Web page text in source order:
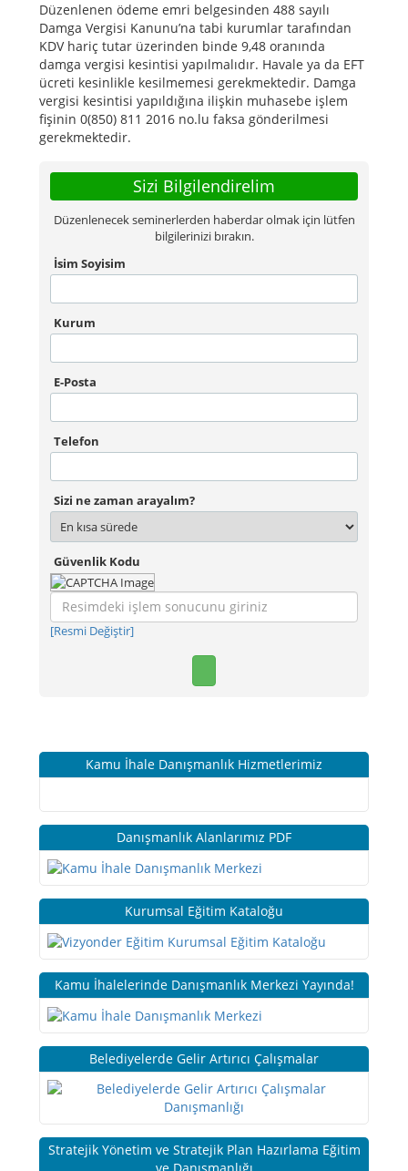
Düzenlenen ödeme emri belgesinden 488 sayılı
Damga Vergisi Kanunu’na tabi kurumlar tarafından
KDV hariç tutar üzerinden binde 9,48 oranında
damga vergisi kesintisi yapılmalıdır. Havale ya da EFT
ücreti kesinlikle kesilmemesi gerekmektedir. Damga
vergisi kesintisi yapıldığına ilişkin muhasebe işlem
fişinin 0(850) 811 2016 no.lu faksa gönderilmesi
gerekmektedir.
Sizi Bilgilendirelim
Düzenlenecek seminerlerden haberdar olmak için lütfen
bilgilerinizi bırakın.
İsim Soyisim
Kurum
E-Posta
Telefon
Sizi ne zaman arayalım?
Güvenlik Kodu
[Resmi Değiştir]
Kamu İhale Danışmanlık Hizmetlerimiz
Danışmanlık Alanlarımız PDF
Kurumsal Eğitim Kataloğu
Kamu İhalelerinde Danışmanlık Merkezi Yayında!
Belediyelerde Gelir Artırıcı Çalışmalar
Stratejik Yönetim ve Stratejik Plan Hazırlama Eğitim